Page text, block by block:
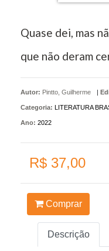
Quase dei, mas
que não deram
Autor: Pintto, Guilherme
Categoria: LITERATURA
Ano: 2022
R$ 37,00
Comprar
Descrição